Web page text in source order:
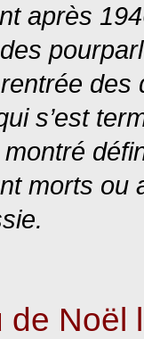
après
s’est
morts
de Noël